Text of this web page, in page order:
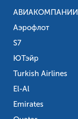
АВИАКОМПАНИИ
Аэрофлот
S7
ЮТэйр
Turkish Airlines
El-Al
Emirates